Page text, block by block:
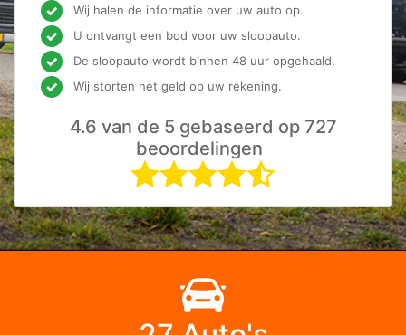
Wij halen de informatie over uw auto op.
U ontvangt een bod voor uw sloopauto.
De sloopauto wordt binnen 48 uur opgehaald.
Wij storten het geld op uw rekening.
4.6 van de 5 gebaseerd op 727
beoordelingen